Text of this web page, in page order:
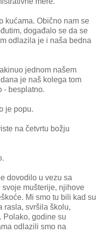
kućama. Obično nam se
događalo se da se
odlazila je i naša bedna
jednom našem
je naš kolega tom
- besplatno.
je popu.
na četvrtu božju
dovodilo u vezu sa
mušterije, njihove
Mi smo tu bili kad su
rasla, svršila školu,
Polako, godine su
odlazili smo na